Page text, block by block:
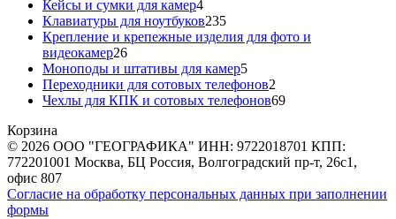
товаров
Кейсы и сумки для камер44
товара
Клавиатуры для ноутбуков235235
товаров
Крепление и крепежные изделия для фото и
видеокамер2626
товаров
Моноподы и штативы для камер55
товаров
Переходники для сотовых телефонов2
товара
Чехлы для КПК и сотовых телефонов6969
Корзина
© 2026 ООО "ГЕОГРАФИКА" ИНН: 9722018701 КПП:
772201001 Москва, БЦ Россия, Волгоградский пр-т, 26с1,
офис 807
Согласие на обработку персональных данных при заполнении
формы